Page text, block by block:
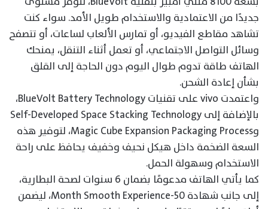
جديدًا من الاعتمادية والاستخدام طويل الأمد. سواء كنت
تشاهد مقاطع الفيديو، أو تمارس الألعاب لساعات، أو تتصفح
وسائل التواصل الاجتماعي، أو تعمل أثناء التنقل، يمنحك
الهاتف طاقة تدوم طوال اليوم دون الحاجة إلى القلق
بشأن إعادة الشحن.
واعتمدت vivo على تقنيات BlueVolt Battery Technology،
بالإضافة إلى Self-Developed Space Stacking Technology
وMagic Cube Expansion Packaging Process، لتوفير هذه
السعة الضخمة داخل هيكل نحيف وخفيف يحافظ على راحة
الاستخدام وسهولة الحمل.
كما يأتي الهاتف مدعومًا بضمان 6 سنوات لصحة البطارية،
إلى جانب شهادة 50-Month Smooth Experience، ليضمن